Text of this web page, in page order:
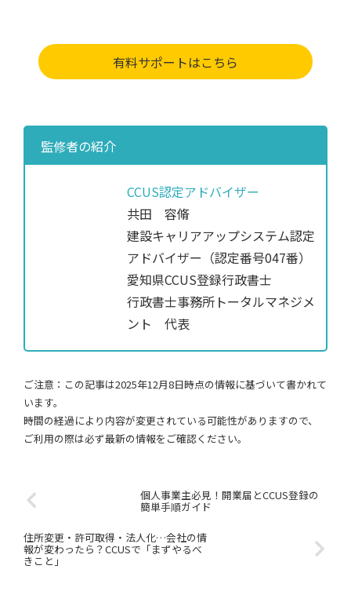
有料サポートはこちら
監修者の紹介
CCUS認定アドバイザー
共田 容脩
建設キャリアアップシステム認定
アドバイザー（認定番号047番）
愛知県CCUS登録行政書士
行政書士事務所トータルマネジメ
ント 代表
ご注意：この記事は2025年12月8日時点の情報に基づいて書かれて
います。
時間の経過により内容が変更されている可能性がありますので、
ご利用の際は必ず最新の情報をご確認ください。
個人事業主必見！開業届とCCUS登録の
簡単手順ガイド
住所変更・許可取得・法人化…会社の情
報が変わったら？CCUSで「まずやるべ
きこと」